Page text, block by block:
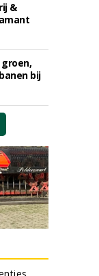
&
bij